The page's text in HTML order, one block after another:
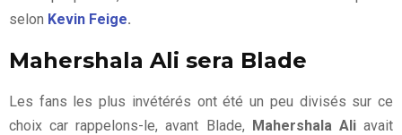
selon Kevin Feige.
Mahershala Ali sera Blade
Les fans les plus invétérés ont été un peu divisés sur ce
choix car rappelons-le, avant Blade, Mahershala Aliavait